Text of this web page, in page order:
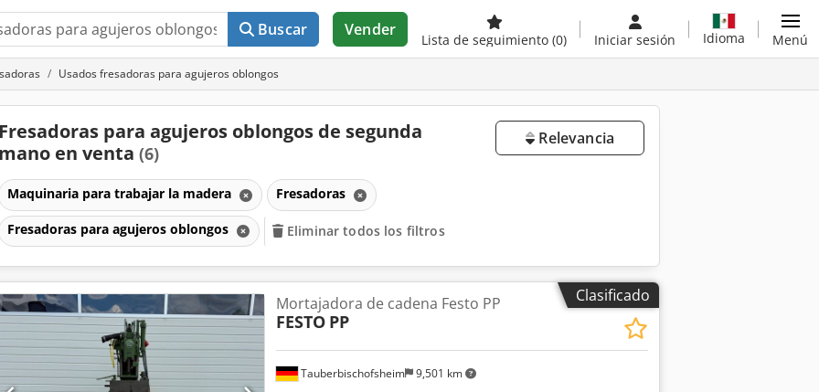
Buscar Vender
Lista de seguimiento (0) Iniciar sesión Idioma Menú
Usados fresadoras para agujeros oblongos
Fresadoras para agujeros oblongos de segunda
mano en venta (6)
Relevancia
Maquinaria para trabajar la madera Fresadoras
Fresadoras para agujeros oblongos Eliminar todos los filtros
Clasificado
Tauberbischofsheim 9,501 km
Mortajadora de cadena Festo PP
FESTO PP